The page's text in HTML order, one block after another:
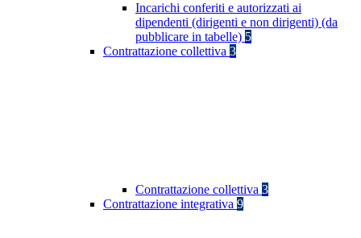
Incarichi conferiti e autorizzati ai
dipendenti (dirigenti e non dirigenti) (da
pubblicare in tabelle) 5
Contrattazione collettiva 3
Contrattazione collettiva 3
Contrattazione integrativa 9